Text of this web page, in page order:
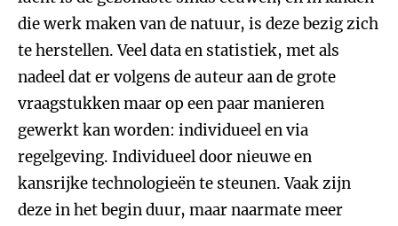
die werk maken van de natuur, is deze bezig zich
te herstellen. Veel data en statistiek, met als
nadeel dat er volgens de auteur aan de grote
vraagstukken maar op een paar manieren
gewerkt kan worden: individueel en via
regelgeving. Individueel door nieuwe en
kansrijke technologieën te steunen. Vaak zijn
deze in het begin duur, maar naarmate meer